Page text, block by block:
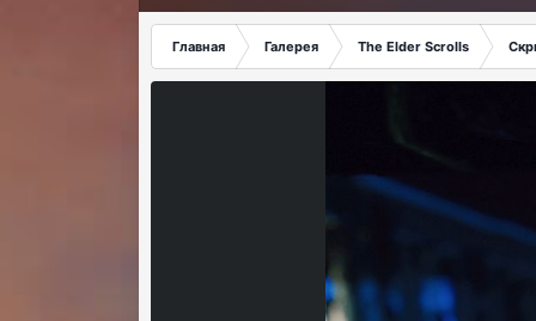
Главная Галерея The Elder Scrolls